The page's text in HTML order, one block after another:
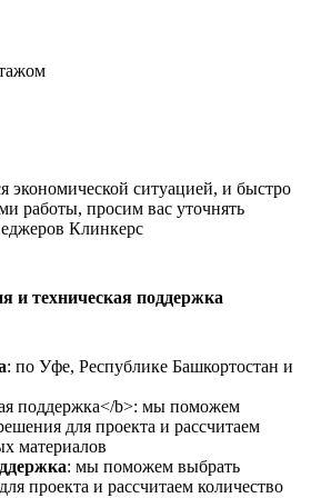
экономической ситуацией, и быстро
работы, просим вас уточнять
Клинкерс
и техническая поддержка
: по Уфе, Республике Башкортостан и
: мы поможем выбрать
проекта и рассчитаем количество